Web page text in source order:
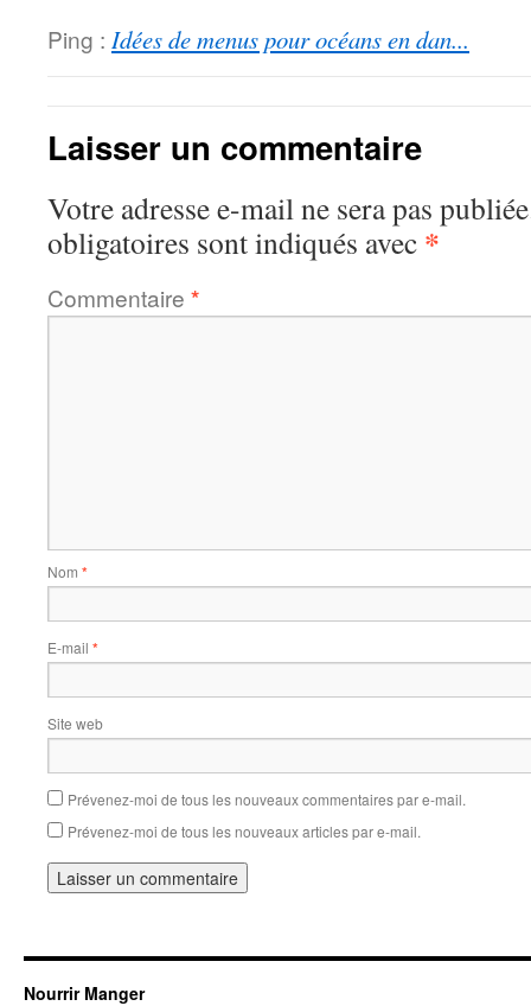
Ping : Idées de menus pour océans en dan...
Laisser un commentaire
Votre adresse e-mail ne sera pas
obligatoires sont indiqués avec *
Commentaire *
Nom *
E-mail *
Site web
Prévenez-moi de tous les nouveaux commentaires par e-mail.
Prévenez-moi de tous les nouveaux articles par e-mail.
Nourrir Manger